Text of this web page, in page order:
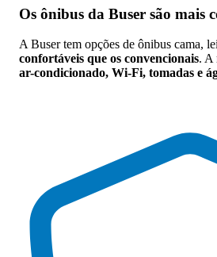
Os ônibus da Buser são mais
A Buser tem opções de ônibus cama,
confortáveis que os convencionais. A
ar-condicionado, Wi-Fi, tomadas e